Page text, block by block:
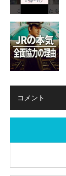
コメント